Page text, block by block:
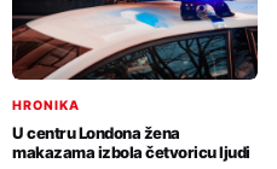
HRONIKA
U centru Londona žena
makazama izbola četvoricu ljudi